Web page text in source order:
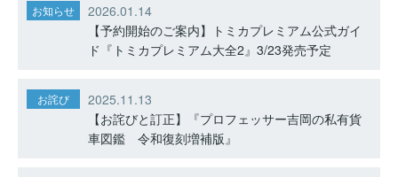
お知らせ
2026.01.14
【予約開始のご案内】トミカプレミアム公式ガイ
ド『トミカプレミアム大全2』3/23発売予定
お詫び
2025.11.13
【お詫びと訂正】『プロフェッサー吉岡の私有貨
車図鑑 令和復刻増補版』